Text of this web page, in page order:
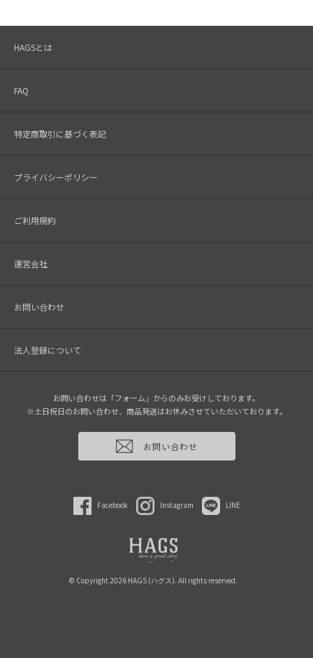
HAGSとは
FAQ
特定商取引に基づく表記
プライバシーポリシー
ご利用規約
運営会社
お問い合わせ
法人登録について
お問い合わせは「フォーム」からのみお受けしております。
※土日祝日のお問い合わせ、商品発送はお休みさせていただいております。
お問い合わせ
Facebook Instagram LINE
© Copyright 2026 HAGS (ハグス). All rights reserved.